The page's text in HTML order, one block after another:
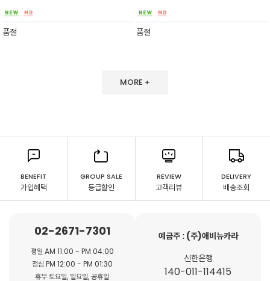
품절
터링으로 포인트를 더했으며 가벼워진 스타일링
에 감각적인 센스
품절
MORE +
BENEFIT
가입혜택
GROUP SALE
등급할인
REVIEW
고객리뷰
DELIVERY
배송조회
02-2671-7301
평일 AM 11:00 - PM 04:00
점심 PM 12:00 - PM 01:30
휴무 토요일, 일요일, 공휴일
예금주 : (주)애비뉴카라
신한은행
140-011-114415